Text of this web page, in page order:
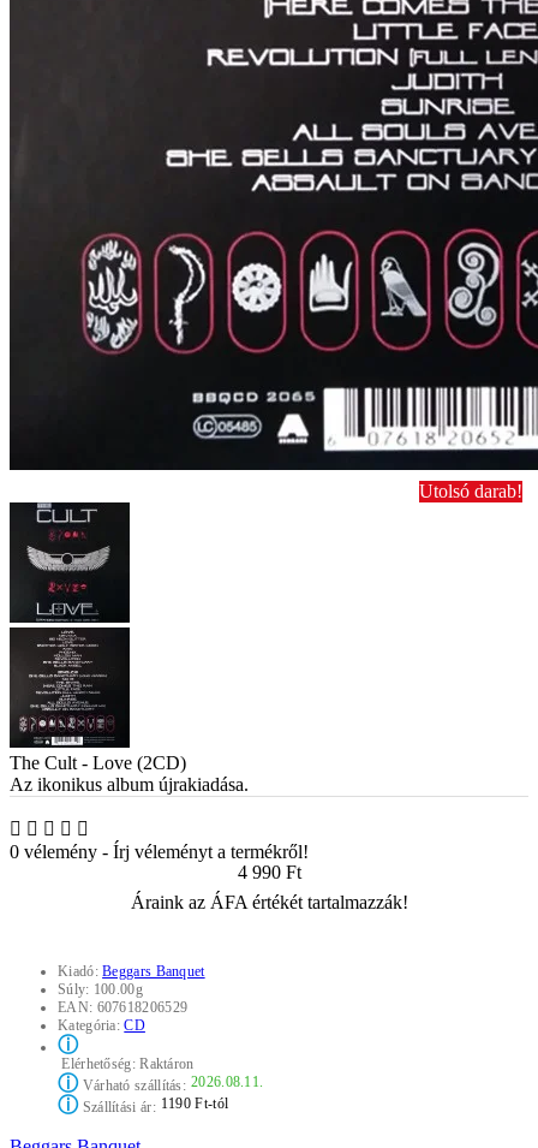
Utolsó darab!
The Cult - Love (2CD)
Az ikonikus album újrakiadása.
0 vélemény - Írj véleményt a termékről!
4 990 Ft
Áraink az ÁFA értékét tartalmazzák!
Kiadó:Beggars Banquet
Súly: 100.00g
EAN: 607618206529
Kategória:CD
ⓘ
Elérhetőség:Raktáron
ⓘVárható szállítás: 2026.08.11.
ⓘSzállítási ár: 1190 Ft-tól